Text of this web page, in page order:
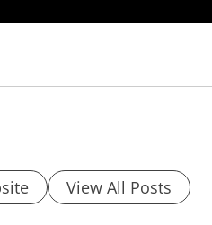
View All Posts